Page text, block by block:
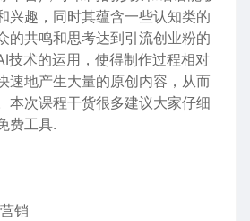
兴趣，同时其蕴含一些认知类的
的共鸣和思考达到引流创业粉的
技术的运用，使得制作过程相对
速地产生大量的原创内容，从而
本次课程干货很多建议大家仔细
费工具.
销